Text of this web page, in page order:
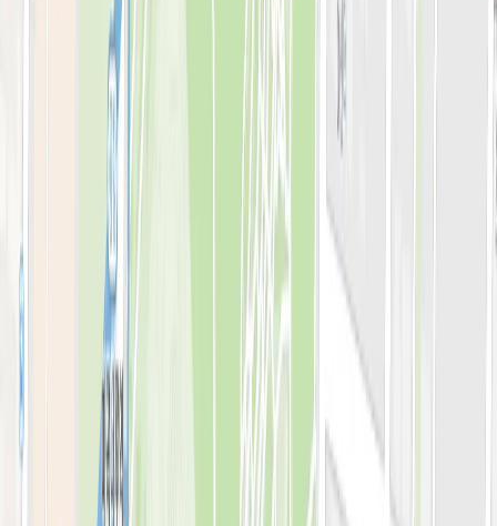
아비쥬의원 소개